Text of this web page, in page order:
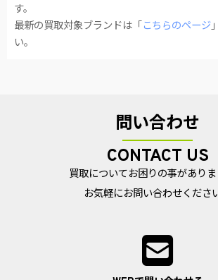
す。
最新の買取対象ブランドは「 こちらのページ
い。
問い合わせ
CONTACT US
買取についてお困りの事があり
お気軽にお問い合わせください